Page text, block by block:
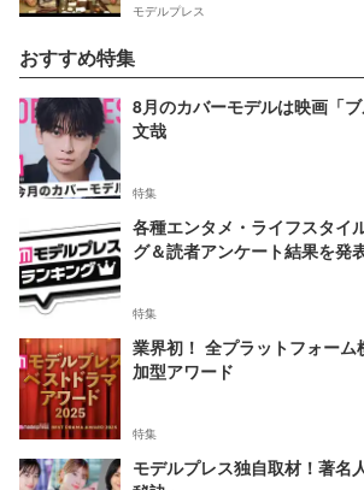
モデルプレス
おすすめ特集
8月のカバーモデルは映画「
文哉
特集
各種エンタメ・ライフスタイ
グ＆読者アンケート結果を発
特集
業界初！ 全プラットフォー
加型アワード
特集
モデルプレス独自取材！著名